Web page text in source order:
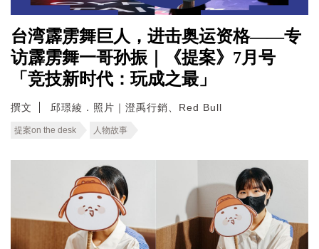
台湾霹雳舞巨人，进击奥运资格——专
访霹雳舞一哥孙振｜《提案》7月号
「竞技新时代：玩成之最」
撰文 邱璟綾．照片｜澄禹行銷、Red Bull
提案on the desk 人物故事